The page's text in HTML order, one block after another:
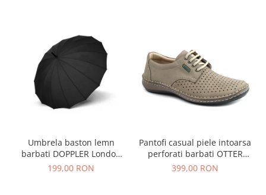
Umbrela baston lemn
barbati DOPPLER London
negru
199,00 RON
Pantofi casual piele intoarsa
perforati barbati OTTER
OT9554 bej inchis
399,00 RON